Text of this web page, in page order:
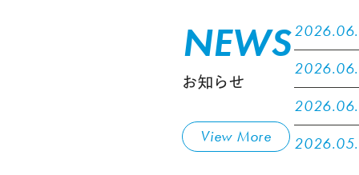
NEWS
お知らせ
View More